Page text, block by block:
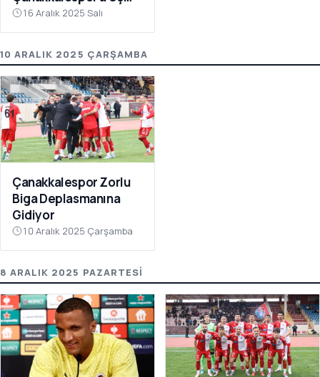
Puanı Getirdi
16 Aralık 2025 Salı
10 ARALIK 2025 ÇARŞAMBA
Çanakkalespor Zorlu
Biga Deplasmanına
Gidiyor
10 Aralık 2025 Çarşamba
8 ARALIK 2025 PAZARTESI